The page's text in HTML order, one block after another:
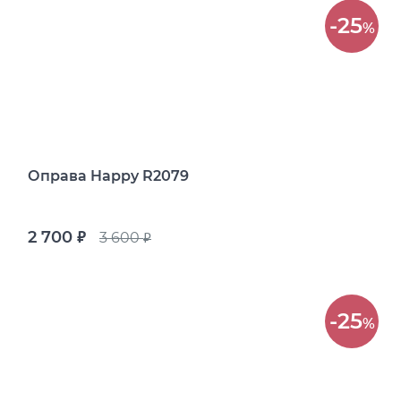
-25%
Оправа Happy R2079
2 700 руб. 3 600руб.
-25%